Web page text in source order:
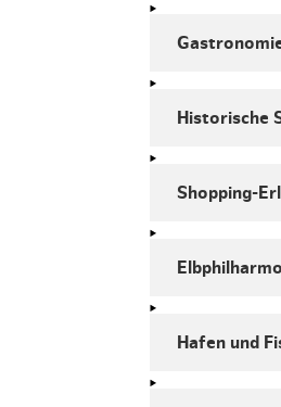
Historische
Shopping-
Hafen und